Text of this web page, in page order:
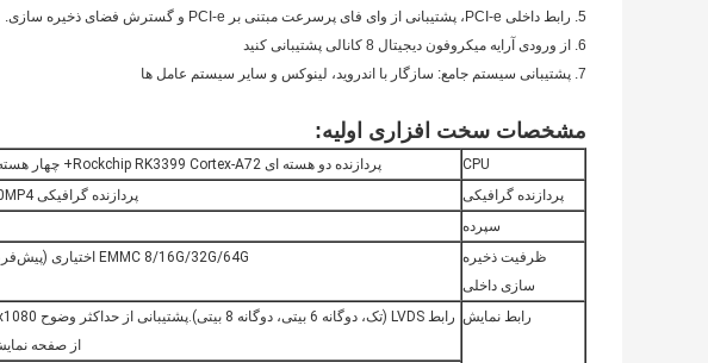
5. رابط داخلی PCI-e، پشتیبانی از وای فای پرسرعت مبتنی بر PCI-e و گسترش فضای ذخیره سازی.
6. از ورودی آرایه میکروفون دیجیتال 8 کانالی پشتیبانی کنید
7. پشتیبانی سیستم جامع: سازگار با اندروید، لینوکس و سایر سیستم عامل ها
مشخصات سخت افزاری اولیه:
CPU
پردازنده دو هسته ای Rockchip RK3399 Cortex-A72+ چهار هسته ای Cortex-A53
پردازنده گرافیکی
پردازنده گرافیکی ARM Mali-T860MP4
سپرده
ظرفیت ذخیره
سازی داخلی
EMMC 8/16G/32G/64G اختیاری (پیش‌فرض 16 گیگابایت)
رابط نمایش
از صفحه نمایش 7 اینچ -84